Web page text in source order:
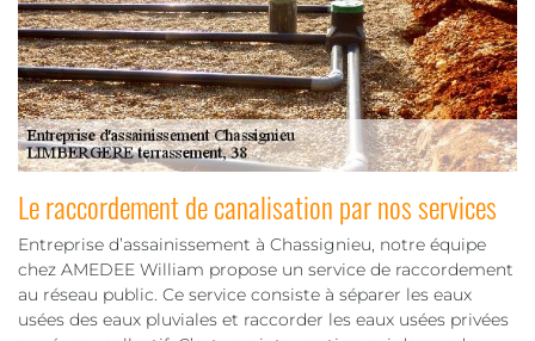
Le raccordement de canalisation par nos services
Entreprise d’assainissement à Chassignieu, notre équipe
chez AMEDEE William propose un service de raccordement
au réseau public. Ce service consiste à séparer les eaux
usées des eaux pluviales et raccorder les eaux usées privées